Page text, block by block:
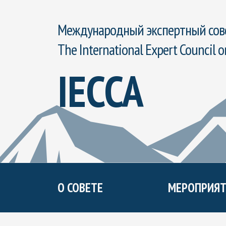
Международный экспертный
The International Expert Council
IECCA
О СОВЕТЕ